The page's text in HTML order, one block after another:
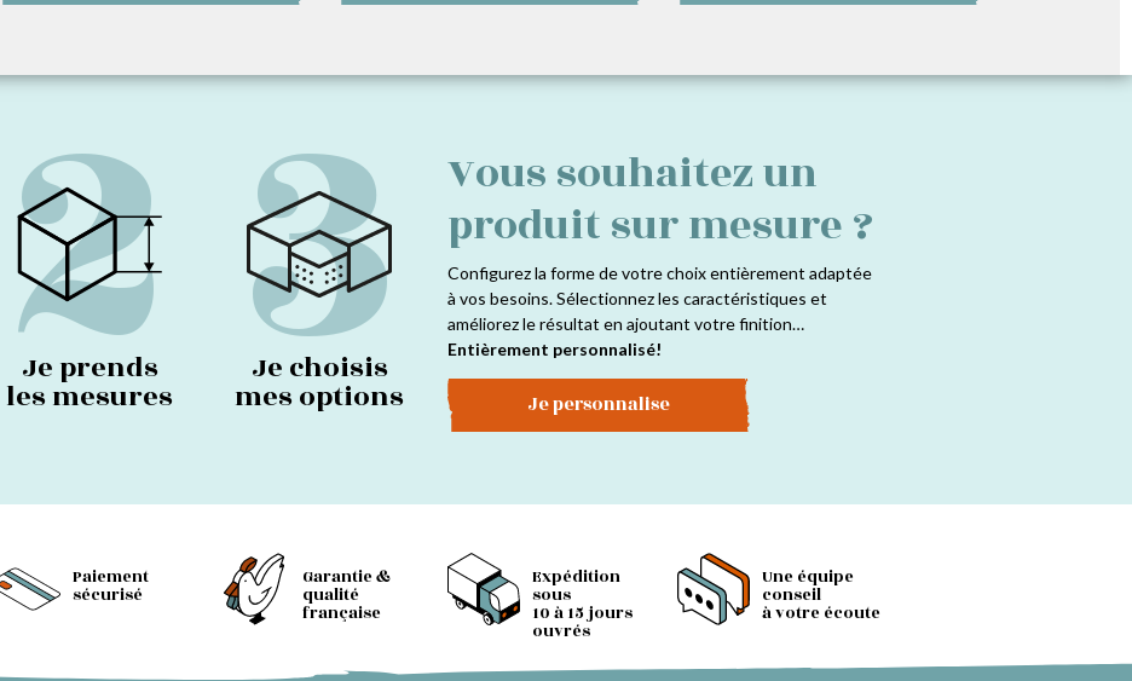
2
Je prends
les mesures 3
Je choisis
mes options
Vous souhaitez un
produit sur mesure ?
Configurez la forme de votre choix entièrement adaptée
à vos besoins. Sélectionnez les caractéristiques et
améliorez le résultat en ajoutant votre finition…
Entièrement personnalisé!
Je personnalise
Paiement
sécurisé
Garantie &
qualité
française
Expédition
sous
10 à 15 jours
ouvrés
Une équipe
conseil
à votre écoute